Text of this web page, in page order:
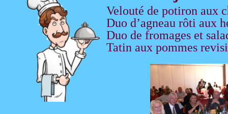
Velouté de potiron aux
Duo d’agneau rôti aux
Duo de fromages et
Tatin aux pommes